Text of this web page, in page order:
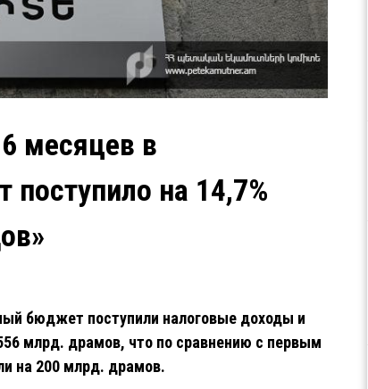
месяцев в
на 14,7%
бюджет поступили налоговые доходы и
млрд. драмов, что по сравнению с первым
на 200 млрд. драмов.